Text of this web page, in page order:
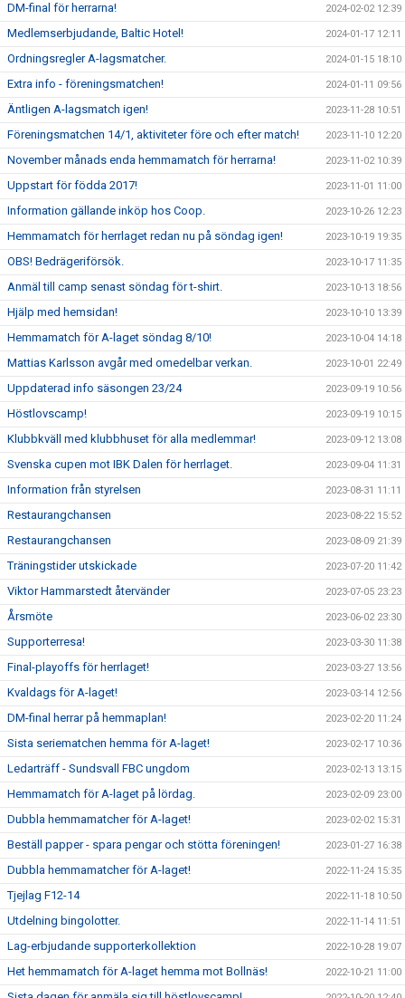
DM-final för herrarna! 2024-02-02 12:39
Medlemserbjudande, Baltic Hotel! 2024-01-17 12:11
Ordningsregler A-lagsmatcher. 2024-01-15 18:10
Extra info - föreningsmatchen! 2024-01-11 09:56
Äntligen A-lagsmatch igen! 2023-11-28 10:51
Föreningsmatchen 14/1, aktiviteter före och efter match! 2023-11-10 12:20
November månads enda hemmamatch för herrarna! 2023-11-02 10:39
Uppstart för födda 2017! 2023-11-01 11:00
Information gällande inköp hos Coop. 2023-10-26 12:23
Hemmamatch för herrlaget redan nu på söndag igen! 2023-10-19 19:35
OBS! Bedrägeriförsök. 2023-10-17 11:35
Anmäl till camp senast söndag för t-shirt. 2023-10-13 18:56
Hjälp med hemsidan! 2023-10-10 13:39
Hemmamatch för A-laget söndag 8/10! 2023-10-04 14:18
Mattias Karlsson avgår med omedelbar verkan. 2023-10-01 22:49
Uppdaterad info säsongen 23/24 2023-09-19 10:56
Höstlovscamp! 2023-09-19 10:15
Klubbkväll med klubbhuset för alla medlemmar! 2023-09-12 13:08
Svenska cupen mot IBK Dalen för herrlaget. 2023-09-04 11:31
Information från styrelsen 2023-08-31 11:11
Restaurangchansen 2023-08-22 15:52
Restaurangchansen 2023-08-09 21:39
Träningstider utskickade 2023-07-20 11:42
Viktor Hammarstedt återvänder 2023-07-05 23:23
Årsmöte 2023-06-02 23:30
Supporterresa! 2023-03-30 11:38
Final-playoffs för herrlaget! 2023-03-27 13:56
Kvaldags för A-laget! 2023-03-14 12:56
DM-final herrar på hemmaplan! 2023-02-20 11:24
Sista seriematchen hemma för A-laget! 2023-02-17 10:36
Ledarträff - Sundsvall FBC ungdom 2023-02-13 13:15
Hemmamatch för A-laget på lördag. 2023-02-09 23:00
Dubbla hemmamatcher för A-laget! 2023-02-02 15:31
Beställ papper - spara pengar och stötta föreningen! 2023-01-27 16:38
Dubbla hemmamatcher för A-laget! 2022-11-24 15:35
Tjejlag F12-14 2022-11-18 10:50
Utdelning bingolotter. 2022-11-14 11:51
Lag-erbjudande supporterkollektion 2022-10-28 19:07
Het hemmamatch för A-laget hemma mot Bollnäs! 2022-10-21 11:00